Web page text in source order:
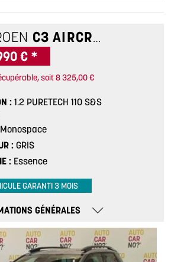
C3 AIRCROSS
€ *
soit 8 325,00 €
1.2 PURETECH 110 S&S
Monospace
GRIS
Essence
GARANTI 3 MOIS
GÉNÉRALES